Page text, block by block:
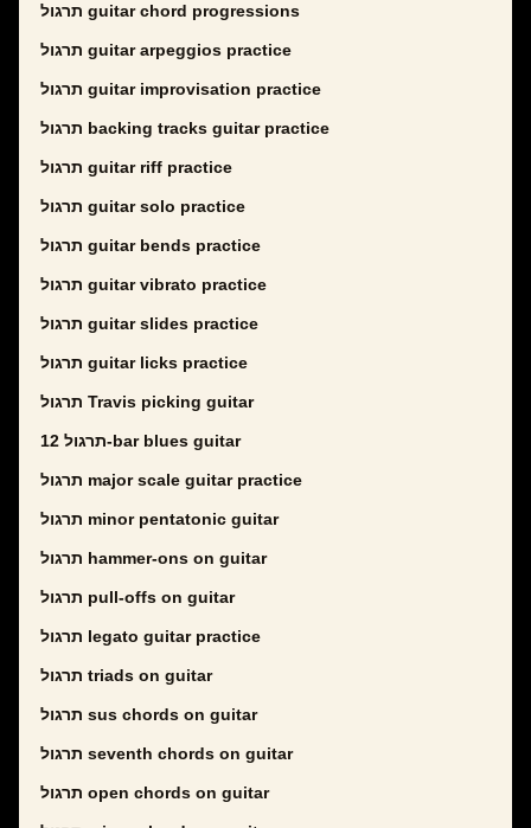
תרגול guitar chord progressions
תרגול guitar arpeggios practice
תרגול guitar improvisation practice
תרגול backing tracks guitar practice
תרגול guitar riff practice
תרגול guitar solo practice
תרגול guitar bends practice
תרגול guitar vibrato practice
תרגול guitar slides practice
תרגול guitar licks practice
תרגול Travis picking guitar
תרגול 12-bar blues guitar
תרגול major scale guitar practice
תרגול minor pentatonic guitar
תרגול hammer-ons on guitar
תרגול pull-offs on guitar
תרגול legato guitar practice
תרגול triads on guitar
תרגול sus chords on guitar
תרגול seventh chords on guitar
תרגול open chords on guitar